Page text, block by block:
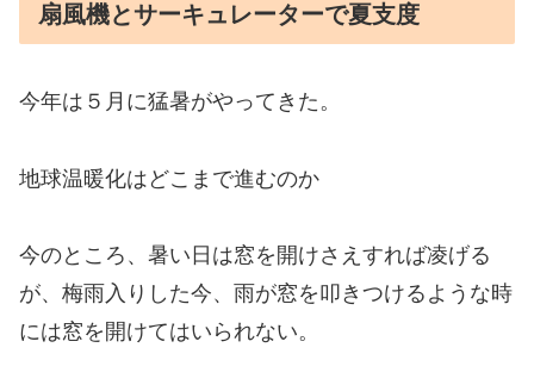
扇風機とサーキュレーターで夏支度
今年は５月に猛暑がやってきた。
地球温暖化はどこまで進むのか
今のところ、暑い日は窓を開けさえすれば凌げる
が、梅雨入りした今、雨が窓を叩きつけるような時
には窓を開けてはいられない。